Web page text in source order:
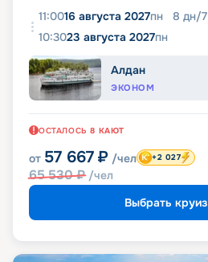
11:0016 августа 2027пн 8 дн/7
10:3023 августа 2027пн
Алдан
ЭКОНОМ
ОСТАЛОСЬ 8 КАЮТ
от 57 667 ₽ /чел
65 530₽ /чел
+2 027
Выбрать круиз